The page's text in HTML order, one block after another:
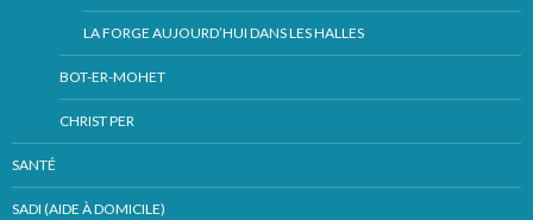
LA FORGE AUJOURD’HUI DANS LES HALLES
BOT-ER-MOHET
CHRIST PER
SANTÉ
SADI (AIDE À DOMICILE)